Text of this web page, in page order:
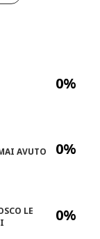
0%
0%
0%
AVUTO
LE